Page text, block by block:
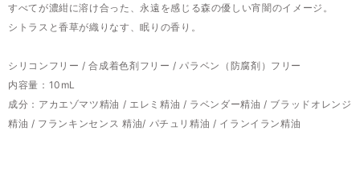
すべてが濃紺に溶け合った、永遠を感じる森の優しい宵闇のイメージ。
シトラスと香草が織りなす、眠りの香り。
シリコンフリー / 合成着色剤フリー / パラベン（防腐剤）フリー
内容量：10mL
成分：アカエゾマツ精油 / エレミ精油 / ラベンダー精油 / ブラッドオレンジ
精油 / フランキンセンス 精油/ パチュリ精油 / イランイラン精油